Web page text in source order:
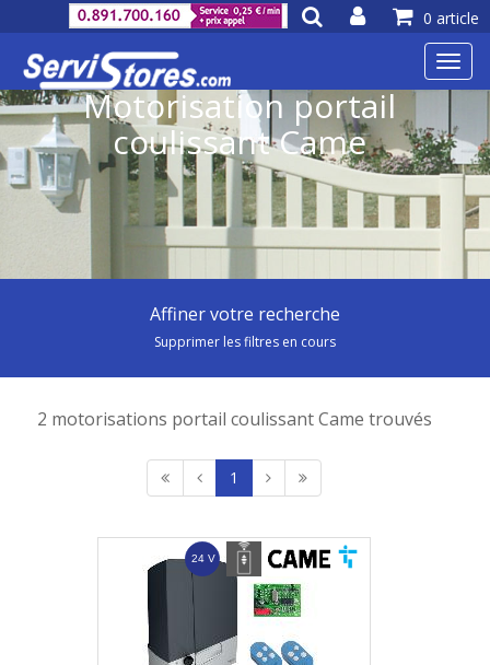
0 article
Motorisation portail
coulissant Came
Affiner votre recherche
Supprimer les filtres en cours
2 motorisations portail coulissant Came trouvés
1